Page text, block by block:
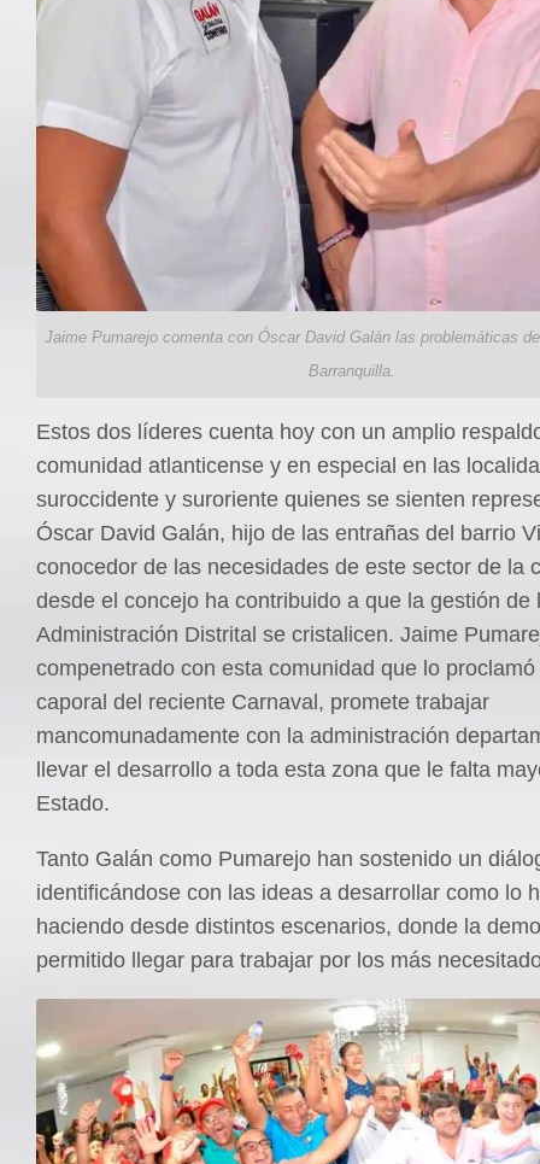
Jaime Pumarejo comenta con Óscar David Galán las problemáticas
Barranquilla.
Estos dos líderes cuenta hoy con un amplio
comunidad atlanticense y en especial en las
suroccidente y suroriente quienes se sienten
Óscar David Galán, hijo de las entrañas del barrio
conocedor de las necesidades de este sector de la
desde el concejo ha contribuido a que la gestión de
Administración Distrital se cristalicen. Jaime
compenetrado con esta comunidad que lo
caporal del reciente Carnaval, promete trabajar
mancomunadamente con la administración
llevar el desarrollo a toda esta zona que le falta
Estado.
Tanto Galán como Pumarejo han sostenido un
identificándose con las ideas a desarrollar como lo
haciendo desde distintos escenarios, donde la
permitido llegar para trabajar por los más